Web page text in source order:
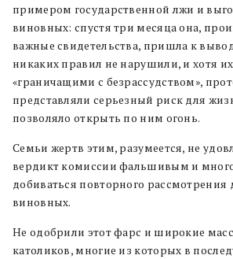
примером государственной лжи и
виновных: спустя три месяца она,
важные свидетельства, пришла к
никаких правил не нарушили, и хотя
«граничащими с безрассудством»,
представляли серьезный риск для
позволяло открыть по ним огонь.
Семьи жертв этим, разумеется, не
вердикт комиссии фальшивым и
добиваться повторного рассмотрения
виновных.
Не одобрили этот фарс и широкие
католиков, многие из которых в